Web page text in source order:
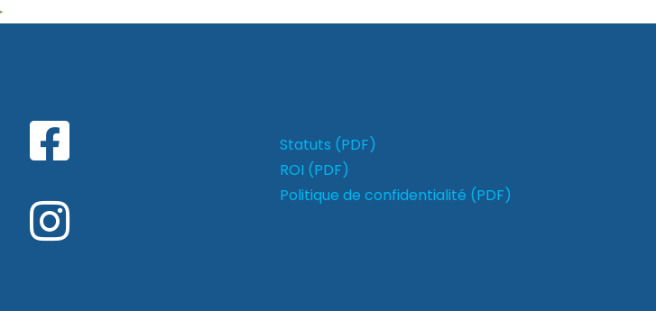
Statuts (PDF)
ROI (PDF)
Politique de confidentialité (PDF)